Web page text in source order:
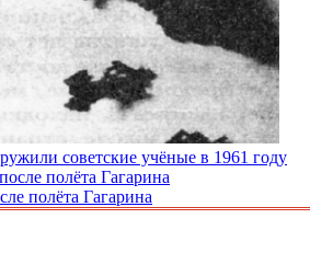
советские учёные в 1961 году
пoлёта Гaгарина